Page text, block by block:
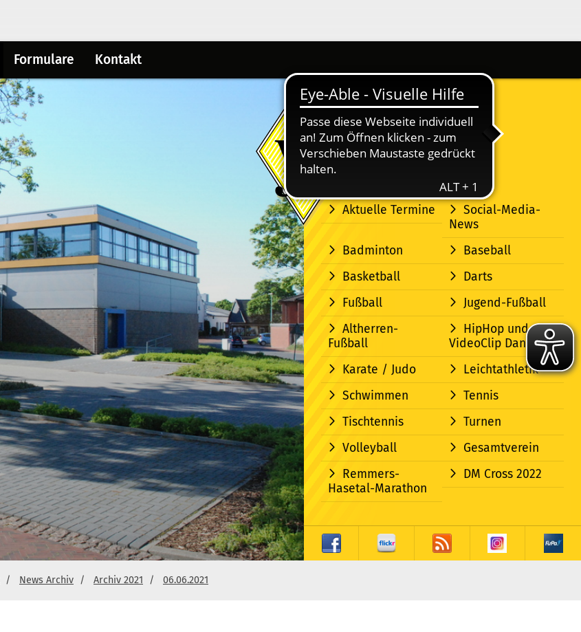
Formulare Kontakt
Aktuelle Termine
Social-Media-
News
Badminton
Baseball
Basketball
Darts
Fußball
Jugend-Fußball
Altherren-
Fußball
HipHop und
VideoClip Dance
Karate / Judo
Leichtathletik
Schwimmen
Tennis
Tischtennis
Turnen
Volleyball
Gesamtverein
Remmers-
Hasetal-Marathon
DM Cross 2022
News Archiv Archiv 2021 06.06.2021